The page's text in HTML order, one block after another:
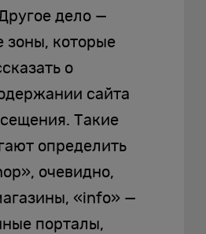
дело —
зоны, которые
о
сайта
Такие
определить
очевидно,
«info» —
порталы,